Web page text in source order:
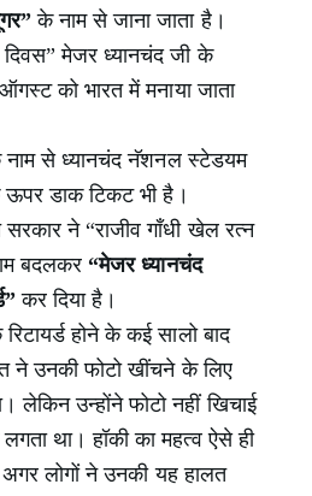
के नाम से जाना जाता है।
दिवस” मेजर ध्यानचंद जी के
को भारत में मनाया जाता
नाम से ध्यानचंद नॅशनल स्टेडयम
डाक टिकट भी है।
सरकार ने “राजीव गाँधी खेल रत्न
बदलकर “मेजर ध्यानचंद
कर दिया है।
होने के कई सालो बाद
ने उनकी फोटो खींचने के लिए
लेकिन उन्होंने फोटो नहीं खिचाई
था। हॉकी का महत्व ऐसे ही
लोगों ने उनकी यह हालत